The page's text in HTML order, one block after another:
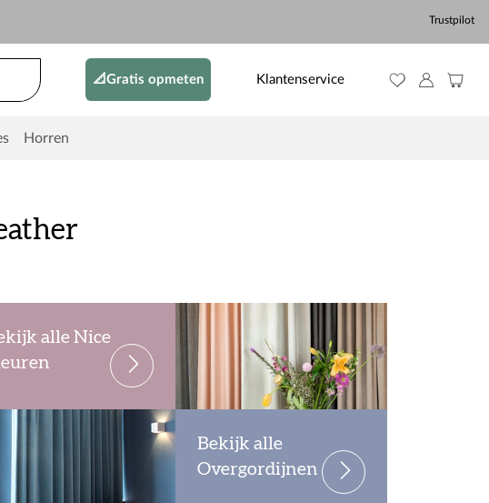
Trustpilot
📐Gratis opmeten Klantenservice
Horren
alle Nice
Bekijk alle
Overgordijnen